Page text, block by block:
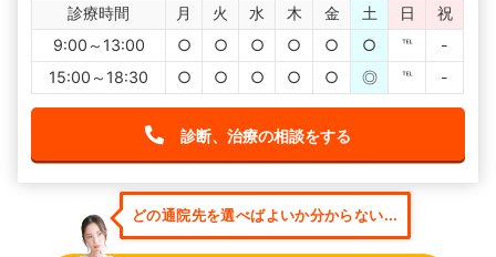
診療時間 月 火 水 木 金 土 日
祝
9:00～13:00
○ ○ ○ ○ ○ ○ ℡
-
15:00～18:30
○ ○ ○ ○ ○ ◎ ℡ -
診断、治療の相談をする
どの通院先を選べばよいか分からない...